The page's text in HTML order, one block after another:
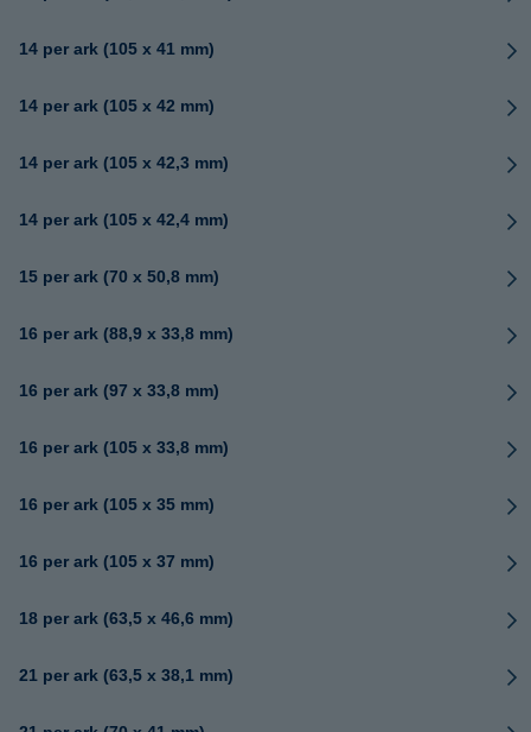
14 per ark (105 x 41 mm)
14 per ark (105 x 42 mm)
14 per ark (105 x 42,3 mm)
14 per ark (105 x 42,4 mm)
15 per ark (70 x 50,8 mm)
16 per ark (88,9 x 33,8 mm)
16 per ark (97 x 33,8 mm)
16 per ark (105 x 33,8 mm)
16 per ark (105 x 35 mm)
16 per ark (105 x 37 mm)
18 per ark (63,5 x 46,6 mm)
21 per ark (63,5 x 38,1 mm)